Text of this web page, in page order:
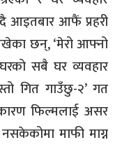
आइतबार आफैं प्रहरी
छन्‚ ‘मेरो आफ्नो
सबै घर व्यवहार
गित गाउँछु-२’ गत
फिल्मलाई असर
माफी माग्न